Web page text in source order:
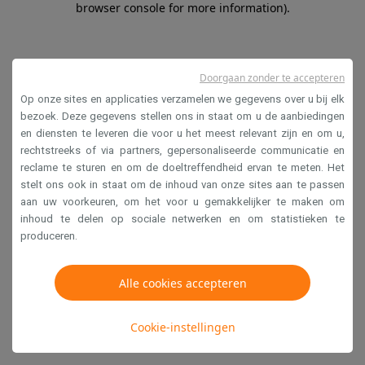
browser console for more information).
Op onze sites en applicaties verzamelen we gegevens over u bij elk
bezoek. Deze gegevens stellen ons in staat om u de aanbiedingen
en diensten te leveren die voor u het meest relevant zijn en om u,
rechtstreeks of via partners, gepersonaliseerde communicatie en
reclame te sturen en om de doeltreffendheid ervan te meten. Het
stelt ons ook in staat om de inhoud van onze sites aan te passen
aan uw voorkeuren, om het voor u gemakkelijker te maken om
inhoud te delen op sociale netwerken en om statistieken te
produceren.
Alle cookies accepteren
Cookie-instellingen
Doorgaan zonder te accepteren